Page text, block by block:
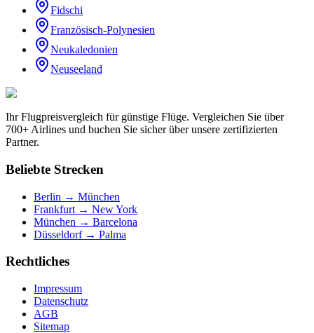
Fidschi
Französisch-Polynesien
Neukaledonien
Neuseeland
Ihr Flugpreisvergleich für günstige Flüge. Vergleichen Sie über
700+ Airlines und buchen Sie sicher über unsere zertifizierten
Partner.
Beliebte Strecken
Berlin → München
Frankfurt → New York
München → Barcelona
Düsseldorf → Palma
Rechtliches
Impressum
Datenschutz
AGB
Sitemap